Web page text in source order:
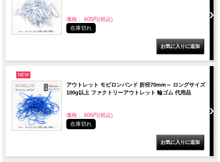
価格： 600円(税込)
在庫切れ
NEW
アウトレット モビロンバンド 折径70mm～ ロングサイズ
100g以上 ファクトリーアウトレット 輪ゴム 代用品
価格： 600円(税込)
在庫切れ